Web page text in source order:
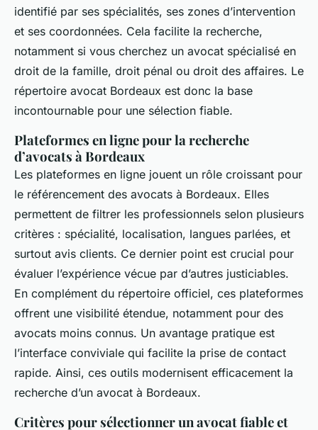
identifié par ses spécialités, ses zones d’intervention
et ses coordonnées. Cela facilite la recherche,
notamment si vous cherchez un avocat spécialisé en
droit de la famille, droit pénal ou droit des affaires. Le
répertoire avocat Bordeaux est donc la base
incontournable pour une sélection fiable.
Plateformes en ligne pour la recherche
d’avocats à Bordeaux
Les plateformes en ligne jouent un rôle croissant pour
le référencement des avocats à Bordeaux. Elles
permettent de filtrer les professionnels selon plusieurs
critères : spécialité, localisation, langues parlées, et
surtout avis clients. Ce dernier point est crucial pour
évaluer l’expérience vécue par d’autres justiciables.
En complément du répertoire officiel, ces plateformes
offrent une visibilité étendue, notamment pour des
avocats moins connus. Un avantage pratique est
l’interface conviviale qui facilite la prise de contact
rapide. Ainsi, ces outils modernisent efficacement la
recherche d’un avocat à Bordeaux.
Critères pour sélectionner un avocat fiable et